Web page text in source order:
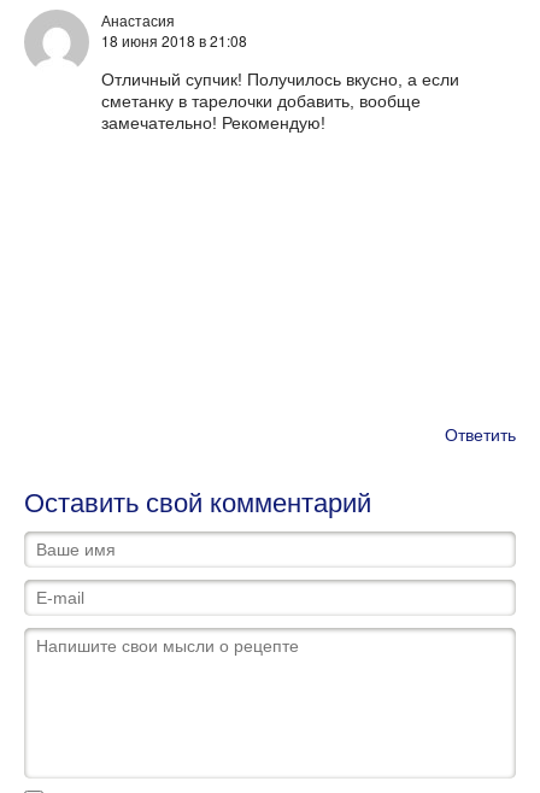
Анастасия
18 июня 2018 в 21:08
Отличный супчик! Получилось вкусно, а если
сметанку в тарелочки добавить, вообще
замечательно! Рекомендую!
Ответить
Оставить свой комментарий